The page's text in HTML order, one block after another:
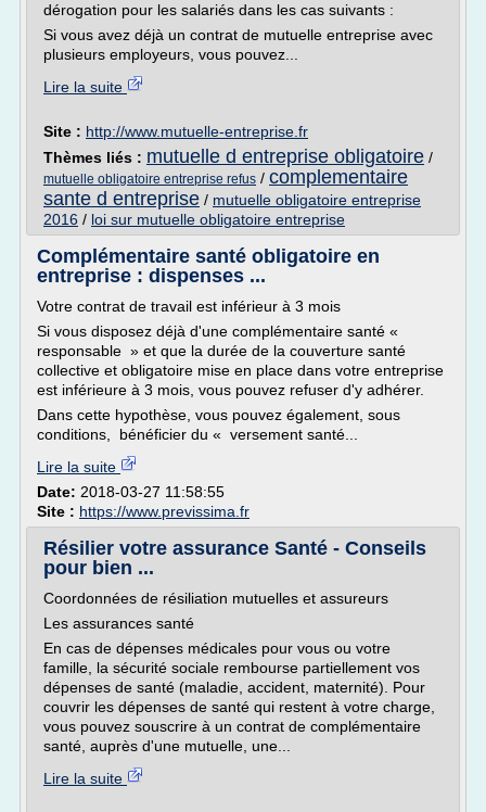
dérogation pour les salariés dans les cas suivants :
Si vous avez déjà un contrat de mutuelle entreprise avec
plusieurs employeurs, vous pouvez...
Lire la suite
Site : http://www.mutuelle-entreprise.fr
Thèmes liés : mutuelle d entreprise obligatoire /
mutuelle obligatoire entreprise refus / complementaire
sante d entreprise / mutuelle obligatoire entreprise
2016 / loi sur mutuelle obligatoire entreprise
Complémentaire santé obligatoire en
entreprise : dispenses ...
Votre contrat de travail est inférieur à 3 mois
Si vous disposez déjà d'une complémentaire santé «
responsable » et que la durée de la couverture santé
collective et obligatoire mise en place dans votre entreprise
est inférieure à 3 mois, vous pouvez refuser d'y adhérer.
Dans cette hypothèse, vous pouvez également, sous
conditions, bénéficier du « versement santé...
Lire la suite
Date: 2018-03-27 11:58:55
Site : https://www.previssima.fr
Résilier votre assurance Santé - Conseils
pour bien ...
Coordonnées de résiliation mutuelles et assureurs
Les assurances santé
En cas de dépenses médicales pour vous ou votre
famille, la sécurité sociale rembourse partiellement vos
dépenses de santé (maladie, accident, maternité). Pour
couvrir les dépenses de santé qui restent à votre charge,
vous pouvez souscrire à un contrat de complémentaire
santé, auprès d'une mutuelle, une...
Lire la suite